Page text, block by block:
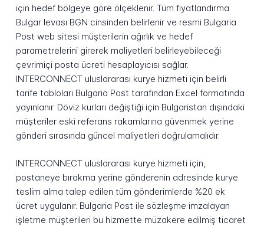
için hedef bölgeye göre ölçeklenir. Tüm fiyatlandırma
Bulgar levası BGN cinsinden belirlenir ve resmi Bulgaria
Post web sitesi müşterilerin ağırlık ve hedef
parametrelerini girerek maliyetleri belirleyebileceği
çevrimiçi posta ücreti hesaplayıcısı sağlar.
INTERCONNECT uluslararası kurye hizmeti için belirli
tarife tabloları Bulgaria Post tarafından Excel formatında
yayınlanır. Döviz kurları değiştiği için Bulgaristan dışındaki
müşteriler eski referans rakamlarına güvenmek yerine
gönderi sırasında güncel maliyetleri doğrulamalıdır.
INTERCONNECT uluslararası kurye hizmeti için,
postaneye bırakma yerine gönderenin adresinde kurye
teslim alma talep edilen tüm gönderimlerde %20 ek
ücret uygulanır. Bulgaria Post ile sözleşme imzalayan
işletme müşterileri bu hizmette müzakere edilmiş ticaret